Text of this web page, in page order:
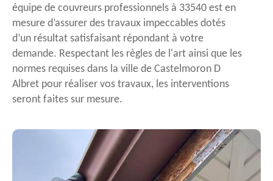
équipe de couvreurs professionnels à 33540 est en
mesure d’assurer des travaux impeccables dotés
d’un résultat satisfaisant répondant à votre
demande. Respectant les règles de l'art ainsi que les
normes requises dans la ville de Castelmoron D
Albret pour réaliser vos travaux, les interventions
seront faites sur mesure.